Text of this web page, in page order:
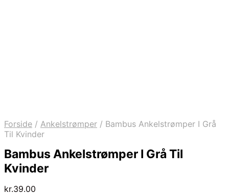
Forside / Ankelstrømper / Bambus Ankelstrømper I Grå
Til Kvinder
Bambus Ankelstrømper I Grå Til
Kvinder
kr.39.00